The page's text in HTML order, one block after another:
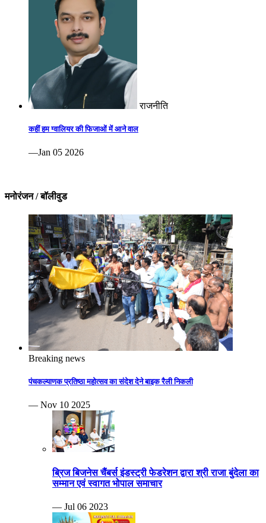
राजनीति
कहीं हम ग्वालियर की फिजाओं में आने वाल
—Jan 05 2026
मनोरंजन / बॉलीवुड
Breaking news
पंचकल्याणक प्रतिष्ठा महोत्सव का संदेश देने बाइक रैली निकली
— Nov 10 2025
ब्रिज बिजनेस चैंबर्स इंडस्ट्री फेडरेशन द्वारा श्री राजा बुंदेला का
सम्मान एवं स्वागत भोपाल समाचार
— Jul 06 2023